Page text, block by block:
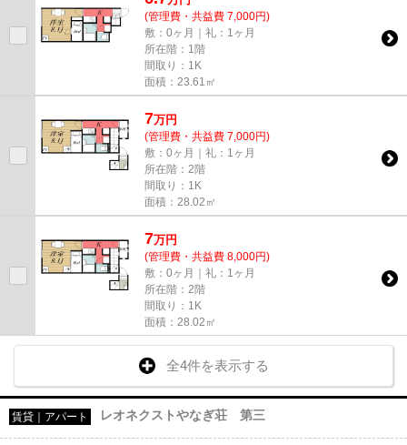
(管理費・共益費 7,000円)
敷：0ヶ月｜礼：1ヶ月
所在階：1階
間取り：1K
面積：23.61㎡
7万円
(管理費・共益費 7,000円)
敷：0ヶ月｜礼：1ヶ月
所在階：2階
間取り：1K
面積：28.02㎡
7万円
(管理費・共益費 8,000円)
敷：0ヶ月｜礼：1ヶ月
所在階：2階
間取り：1K
面積：28.02㎡
全4件を表示する
賃貸｜アパート レオネクストやなぎ荘 第三